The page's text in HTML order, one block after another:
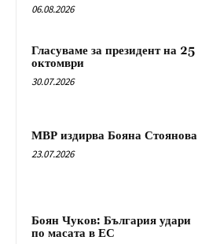
06.08.2026
Гласуваме за президент на 25
октомври
30.07.2026
МВР издирва Бояна Стоянова
23.07.2026
Боян Чуков: България удари
по масата в ЕС